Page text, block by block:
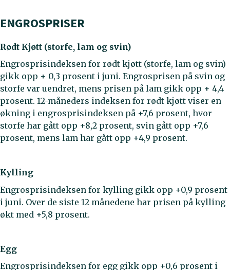
ENGROSPRISER
Rødt Kjøtt (storfe, lam og svin)
Engrosprisindeksen for rødt kjøtt (storfe, lam og svin)
gikk opp + 0,3 prosent i juni. Engrosprisen på svin og
storfe var uendret, mens prisen på lam gikk opp + 4,4
prosent. 12-måneders indeksen for rødt kjøtt viser en
økning i engrosprisindeksen på +7,6 prosent, hvor
storfe har gått opp +8,2 prosent, svin gått opp +7,6
prosent, mens lam har gått opp +4,9 prosent.
Kylling
Engrosprisindeksen for kylling gikk opp +0,9 prosent
i juni. Over de siste 12 månedene har prisen på kylling
økt med +5,8 prosent.
Egg
Engrosprisindeksen for egg gikk opp +0,6 prosent i